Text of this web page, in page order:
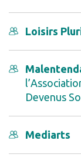
Loisirs
Devenus
Mediarts